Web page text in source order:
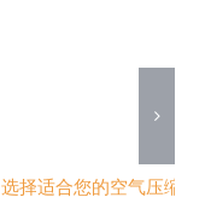
选择适合您的空气压缩机